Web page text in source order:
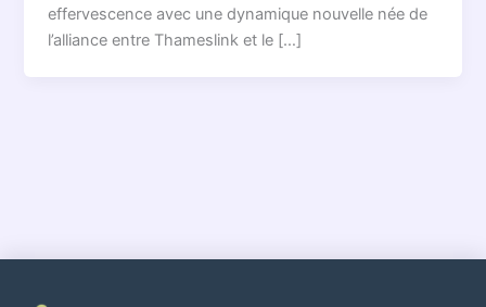
effervescence avec une dynamique nouvelle née de
l’alliance entre Thameslink et le […]